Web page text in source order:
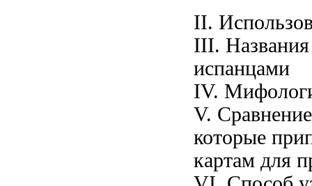
II.
III. Названия
испанцами
IV.
V.
которые
картам для